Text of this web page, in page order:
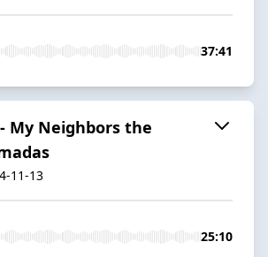
37:41
My Neighbors the
11-13
25:10